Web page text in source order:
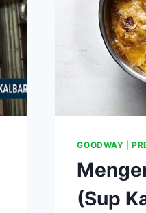
GOODWAY |
(Sup